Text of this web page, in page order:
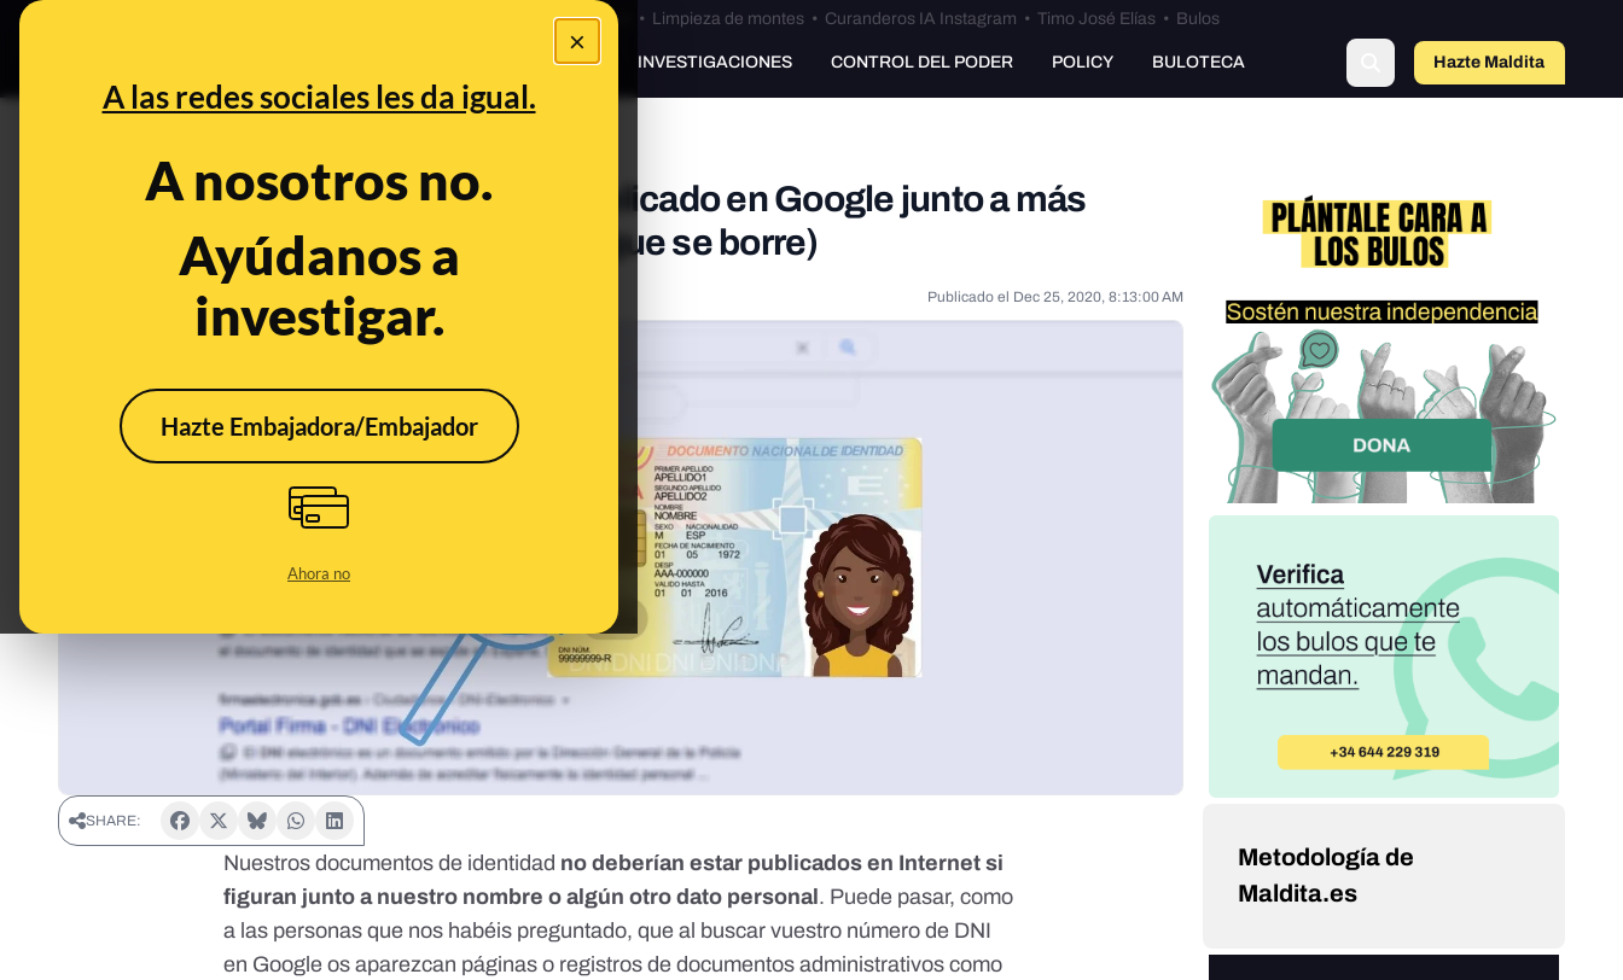
×
A las redes sociales les da igual.
A nosotros no.
Ayúdanos a
investigar.
Hazte Embajadora/Embajador
Ahora no
Bulos Ceuta • Limpieza de montes• Curanderos IA Instagram • Timo José Elías• Bulos
PREBUNKING INVESTIGACIONES CONTROL DEL PODER POLICY BULOTECA Hazte Maldita
No, tu DNI no debería aparecer publicado en Google junto a más
datos personales (y puedes pedir que se borre)
Publicado el Dec 25, 2020, 8:13:00 AM
SHARE:
Nuestros documentos de identidad no deberían estar publicados en Internet si
figuran junto a nuestro nombre o algún otro dato personal . Puede pasar, como
a las personas que nos habéis preguntado, que al buscar vuestro número de DNI
en Google os aparezcan páginas o registros de documentos administrativos como
Metodología de
Maldita.es